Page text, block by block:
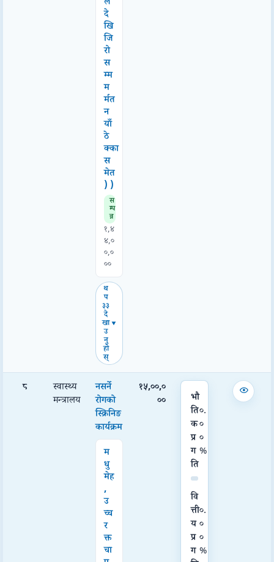
दे
खि
जि
रो
स
म्म
म
र्मत
न
याँ
ठे
क्का
स
मेत
) )
स
म्प
न्न
१,४
४,०
०,०
००
थ
प
३३
दे
खा
उ
नु
हो
स्
८
स्वास्थ्य
मन्त्रालय
नसर्ने
रोगको
स्क्रिनिङ
कार्यक्रम
म
धु
मेह
,
उ
च्च
र
क्त
चा
१५,००,०
००
भौ
ति
क
प्र
ग
ति
०.
०
०
%
वि
त्ती
य
प्र
ग
०.
०
०
%